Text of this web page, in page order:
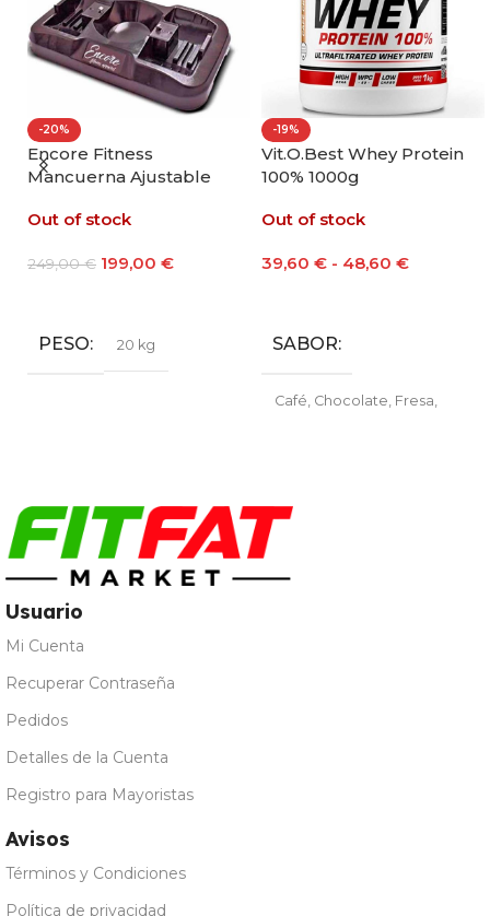
-20%
Encore Fitness
Mancuerna Ajustable
Out of stock
249,00€ 199,00 €
PESO 20 kg
-19%
Vit.O.Best Whey Protein
100% 1000g
Out of stock
39,60 € - 48,60 €
SABOR
Café Chocolate Fresa
Usuario
Mi Cuenta
Recuperar Contraseña
Pedidos
Detalles de la Cuenta
Registro para Mayoristas
Avisos
Términos y Condiciones
Política de privacidad